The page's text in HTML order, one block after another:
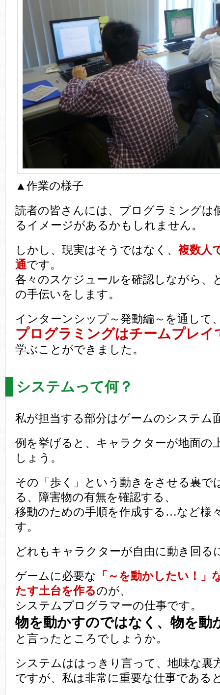
▲作業の様子
読者の皆さんには、プログラミングは
るイメージがあるかもしれません。
しかし、現実はそうではなく、複数人
通です。
各々のスケジュールを確認しながら、
の手伝いをします。
インターンシップ～発動編～を通して
プログラミングはチームプレイ
学ぶことができました。
システムって何？
私が担当する部分はゲームのシステム
例を挙げると、キャラクターが地面の
しょう。
その「歩く」という動きをさせる裏で
る、障害物の有無を確認する、
移動のための手順を作成する…など様
す。
どれもキャラクターが自由に動き回る
ゲームに必要な
「～を動かしたい！」
たす土台を作るのが、
システムプログラマーの仕事です。
物を動かすのではなく、物を動
と言ったところでしょうか。
システムははっきり言って、地味な裏
ですが、私は非常に重要な仕事である